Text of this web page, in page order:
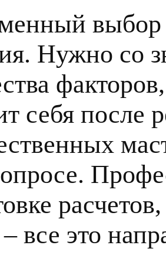
выбор
Нужно со
себя после
– все это